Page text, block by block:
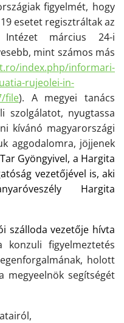
figyelmét, hogy
esetet regisztráltak az
Intézet március 24-i
mint számos más
index.php/informari-
rujeolei-in-
file). A megyei tanács
szolgálatot, nyugtassa
kívánó magyarországi
aggodalomra, jöjjenek
Gyöngyivel, a Hargita
vezetőjével is, aki
Hargita
szálloda vezetője hívta
figyelmeztetés
holott
megyeelnök segítségét